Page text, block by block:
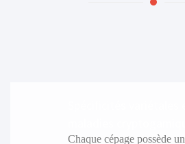
Chaque cépage possède